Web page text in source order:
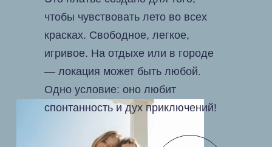
чтобы чувствовать лето во всех
красках. Свободное, легкое,
игривое. На отдыхе или в городе
— локация может быть любой.
Одно условие: оно любит
спонтанность и дух приключений!